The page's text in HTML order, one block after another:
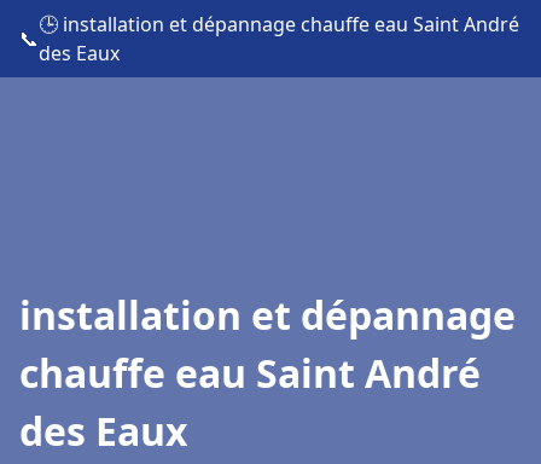
📞
🕒 installation et dépannage chauffe eau Saint André
des Eaux
installation et dépannage
chauffe eau Saint André
des Eaux